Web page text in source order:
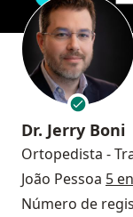
Dr. Jerry Boni
Ortopedista -
João Pessoa 5
Número de